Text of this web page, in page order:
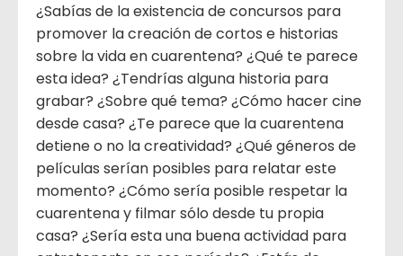
¿Sabías de la existencia de concursos para
promover la creación de cortos e historias
sobre la vida en cuarentena? ¿Qué te parece
esta idea? ¿Tendrías alguna historia para
grabar? ¿Sobre qué tema? ¿Cómo hacer cine
desde casa? ¿Te parece que la cuarentena
detiene o no la creatividad? ¿Qué géneros de
películas serían posibles para relatar este
momento? ¿Cómo sería posible respetar la
cuarentena y filmar sólo desde tu propia
casa? ¿Sería esta una buena actividad para